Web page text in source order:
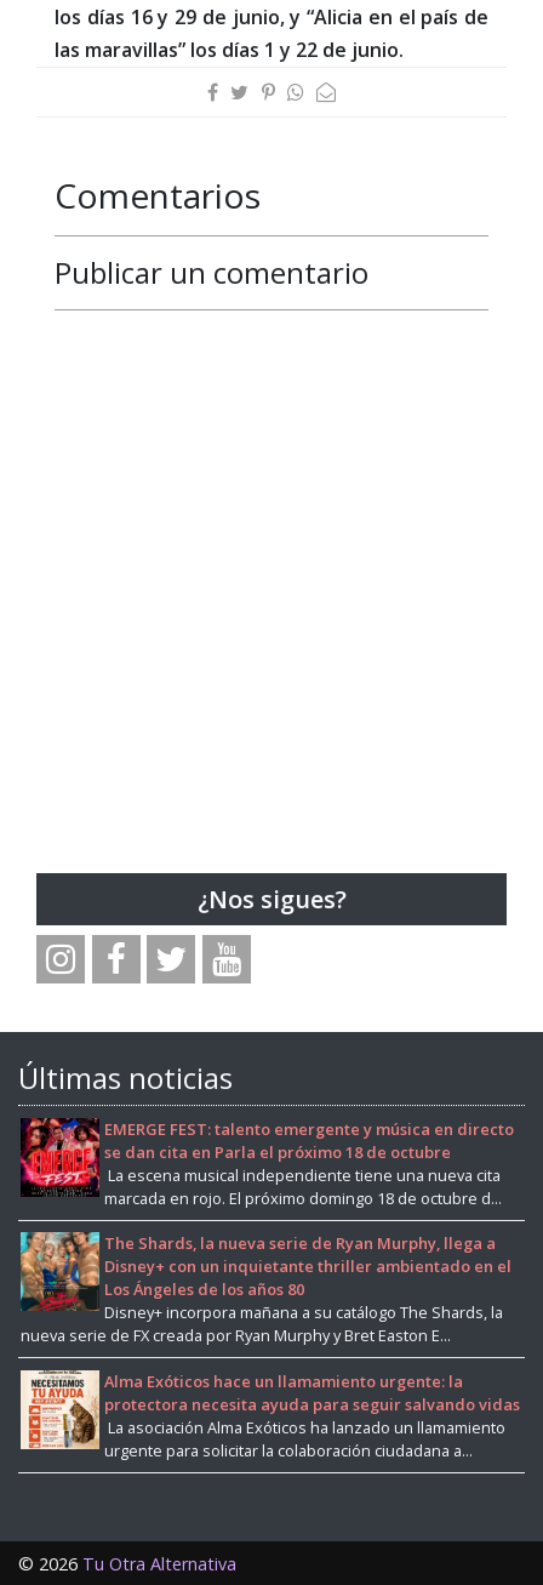
los días 16 y 29 de junio, y “Alicia en el país de
las maravillas” los días 1 y 22 de junio.
Comentarios
Publicar un comentario
¿Nos sigues?
Últimas noticias
EMERGE FEST: talento emergente y música en directo
se dan cita en Parla el próximo 18 de octubre
La escena musical independiente tiene una nueva cita
marcada en rojo. El próximo domingo 18 de octubre d...
The Shards, la nueva serie de Ryan Murphy, llega a
Disney+ con un inquietante thriller ambientado en el
Los Ángeles de los años 80
Disney+ incorpora mañana a su catálogo The Shards, la
nueva serie de FX creada por Ryan Murphy y Bret Easton E...
Alma Exóticos hace un llamamiento urgente: la
protectora necesita ayuda para seguir salvando vidas
La asociación Alma Exóticos ha lanzado un llamamiento
urgente para solicitar la colaboración ciudadana a...
© 2026 Tu Otra Alternativa